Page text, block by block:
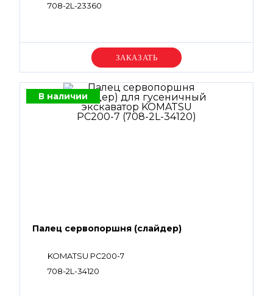
708-2L-23360
Уточняйте цену
В наличии
Палец сервопоршня (слайдер)
KOMATSU PC200-7
708-2L-34120